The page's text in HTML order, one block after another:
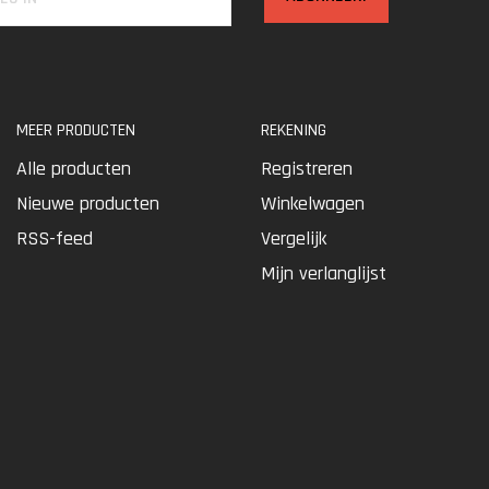
MEER PRODUCTEN
Alle producten
Nieuwe producten
RSS-feed
REKENING
Registreren
Winkelwagen
Vergelijk
Mijn verlanglijst